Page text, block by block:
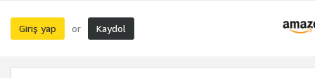
Giriş yap or Kaydol